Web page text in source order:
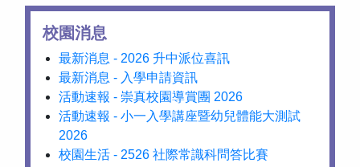
校園消息
最新消息 - 2026 升中派位喜訊
最新消息 - 入學申請資訊
活動速報 - 崇真校園導賞團 2026
活動速報 - 小一入學講座暨幼兒體能大測試
2026
校園生活 - 2526 社際常識科問答比賽